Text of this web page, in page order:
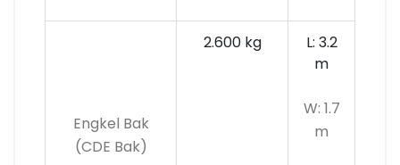
Engkel Bak
(CDE Bak)
2.600 kg
L: 3.2
m
W: 1.7
m